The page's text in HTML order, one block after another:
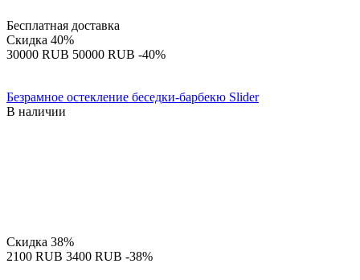
Бесплатная доставка
Скидка 40%
‍30000‍ RUB ‍50000‍ RUB -40%
Безрамное остекление беседки-барбекю Slider
В наличии
Скидка 38%
‍2100‍ RUB ‍3400‍ RUB -38%